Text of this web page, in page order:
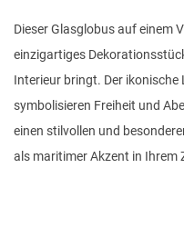
Dieser Glasglobus auf einem
einzigartiges
Interieur bringt. Der
symbolisieren Freiheit und
einen stilvollen und
als maritimer Akzent in Ihrem